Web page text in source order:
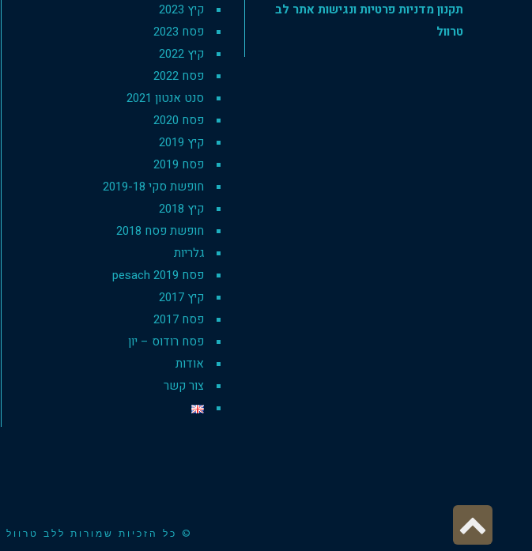
תקנון מדניות פרטיות ונגישות אתר לב
טרוול
קיץ 2023
פסח 2023
קיץ 2022
פסח 2022
סנט אנטון 2021
פסח 2020
קיץ 2019
פסח 2019
חופשת סקי 2019-18
קיץ 2018
חופשת פסח 2018
גלריות
פסח 2019 pesach
קיץ 2017
פסח 2017
פסח רודוס – יון
אודות
צור קשר
© כל הזכיות שמורות ללב טרוול גלילה